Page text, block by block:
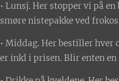
• Lunsj. Her stopper vi på
smøre nistepakke ved
• Middag. Her bestiller hver
er inkl i prisen. Blir enten